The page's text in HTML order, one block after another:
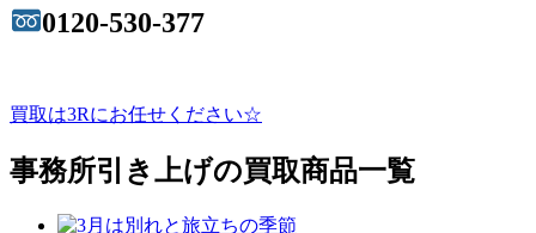
0120-530-377
買取は3Rにお任せください☆
事務所引き上げの買取商品一覧